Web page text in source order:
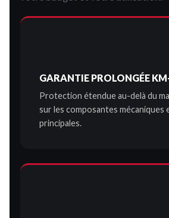
GARANTIE PROLONGÉE
Protection étendue au-delà du
sur les composantes mécaniques
principales.